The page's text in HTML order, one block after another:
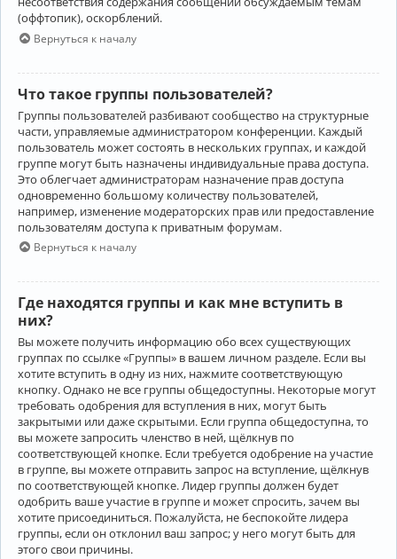
(оффтопик), оскорблений.
Вернуться к началу
Что такое группы пользователей?
Группы пользователей разбивают сообщество на структурные
части, управляемые администратором конференции. Каждый
пользователь может состоять в нескольких группах, и каждой
группе могут быть назначены индивидуальные права доступа.
Это облегчает администраторам назначение прав доступа
одновременно большому количеству пользователей,
например, изменение модераторских прав или предоставление
пользователям доступа к приватным форумам.
Вернуться к началу
Где находятся группы и как мне вступить в
них?
Вы можете получить информацию обо всех существующих
группах по ссылке «Группы» в вашем личном разделе. Если вы
хотите вступить в одну из них, нажмите соответствующую
кнопку. Однако не все группы общедоступны. Некоторые могут
требовать одобрения для вступления в них, могут быть
закрытыми или даже скрытыми. Если группа общедоступна, то
вы можете запросить членство в ней, щёлкнув по
соответствующей кнопке. Если требуется одобрение на участие
в группе, вы можете отправить запрос на вступление, щёлкнув
по соответствующей кнопке. Лидер группы должен будет
одобрить ваше участие в группе и может спросить, зачем вы
хотите присоединиться. Пожалуйста, не беспокойте лидера
группы, если он отклонил ваш запрос; у него могут быть для
этого свои причины.